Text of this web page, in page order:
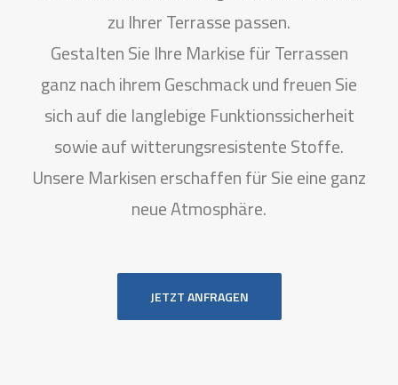
zu Ihrer Terrasse passen.
Gestalten Sie Ihre Markise für Terrassen
ganz nach ihrem Geschmack und freuen Sie
sich auf die langlebige Funktionssicherheit
sowie auf witterungsresistente Stoffe.
Unsere Markisen erschaffen für Sie eine ganz
neue Atmosphäre.
JETZT ANFRAGEN